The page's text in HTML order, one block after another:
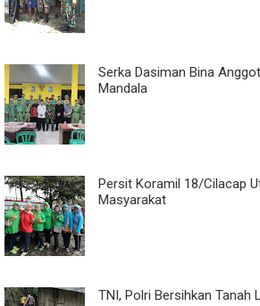
Serka Dasiman Bina
Mandala
Persit Koramil 18/Cilacap
Masyarakat
TNI, Polri Bersihkan Tanah